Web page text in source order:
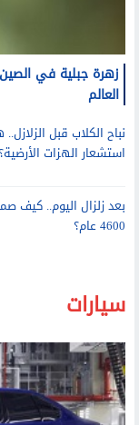
زهرة جبلية في
العالم
نباح الكلاب قبل
استشعار الهزات
سيارات